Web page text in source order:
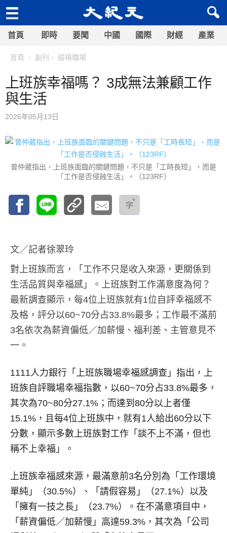
首頁 即時 要聞 中國 國際 財經 產業
首頁 副刊 縱橫職場
上班族幸福嗎？ 3成無法兼顧工作
與生活
2026年05月13日
曾仲葳指出，上班族面臨的關鍵問題，不只是「工時長短」，而是
「工作是否侵蝕生活」。（123RF）
文／記者徐翠玲
對上班族而言，「工作不只是收入來源，更關係到
生活品質與幸福感」。上班族對工作滿意度為何？
最新調查顯示，每4位上班族就有1位自評幸福感不
及格，評分以60~70分占33.8%最多；工作最不滿前
3名依次為薪資偏低／加薪慢、福利差、主管意見不
一。
1111人力銀行「上班族職場幸福感調查」指出，上
班族自評職場幸福指數，以60~70分占33.8%最多，
其次為70~80分27.1%；而達到80分以上者僅
15.1%，且每4位上班族中，就有1人給出60分以下
分數，顯示多數上班族對工作「談不上不滿，但也
稱不上幸福」。
上班族幸福感來源，最滿意前3名分別為「工作環境
單純」（30.5%）、「請假容易」（27.1%）以及
「擁有一技之長」（23.7%）。在不滿意項目中，
「薪資偏低／加薪慢」高達59.3%，其次為「公司